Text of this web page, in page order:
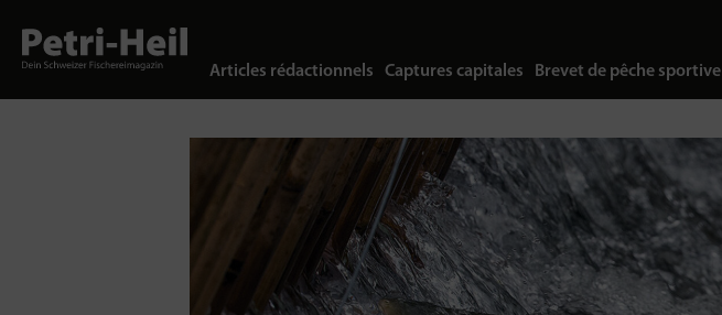
Articles rédactionnels Captures capitales Brevet de pêche sportive